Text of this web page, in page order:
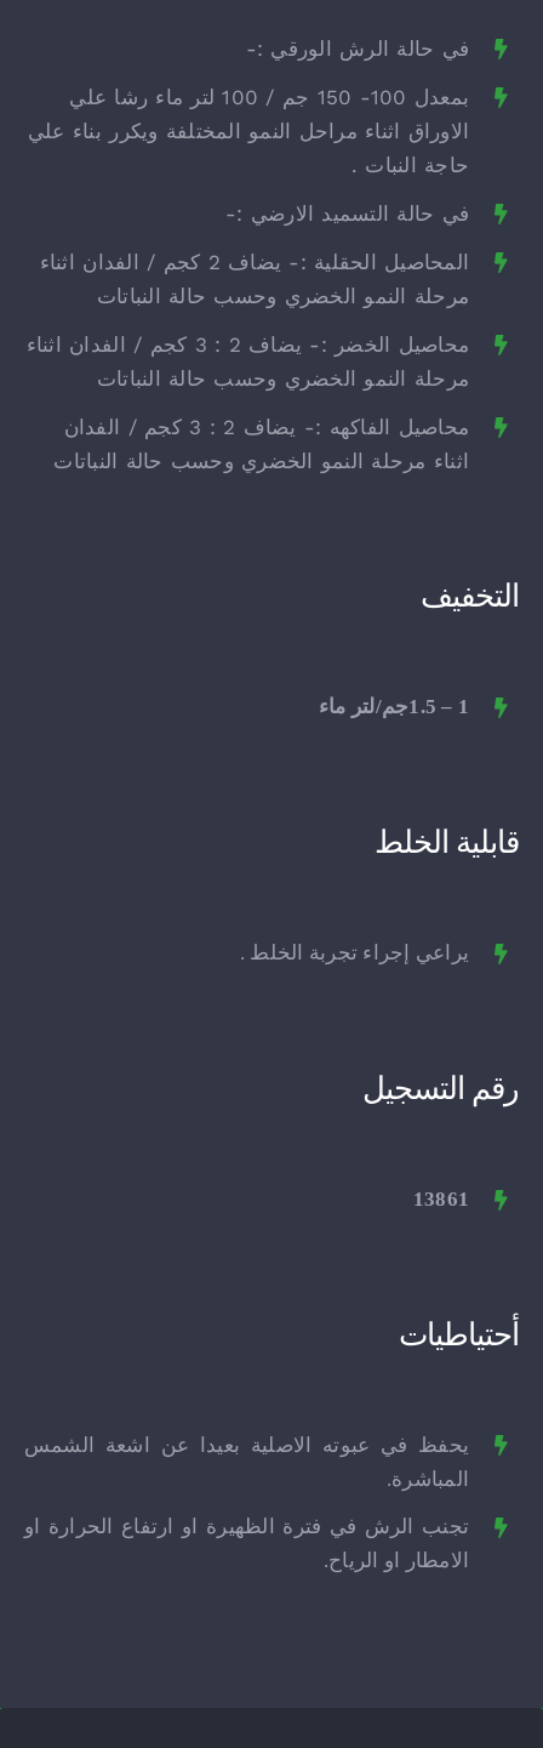
في حالة الرش الورقي :-
بمعدل 100- 150 جم / 100 لتر ماء رشا علي
الاوراق اثناء مراحل النمو المختلفة ويكرر بناء علي
حاجة النبات .
في حالة التسميد الارضي :-
المحاصيل الحقلية :- يضاف 2 كجم / الفدان اثناء
مرحلة النمو الخضري وحسب حالة النباتات
محاصيل الخضر :- يضاف 2 : 3 كجم / الفدان اثناء
مرحلة النمو الخضري وحسب حالة النباتات
محاصيل الفاكهه :- يضاف 2 : 3 كجم / الفدان
اثناء مرحلة النمو الخضري وحسب حالة النباتات
التخفيف
1 – 1.5جم/لتر ماء
قابلية الخلط
يراعي إجراء تجربة الخلط .
رقم التسجيل
13861
أحتياطيات
يحفظ في عبوته الاصلية بعيدا عن اشعة الشمس
المباشرة.
تجنب الرش في فترة الظهيرة او ارتفاع الحرارة او
الامطار او الرياح.